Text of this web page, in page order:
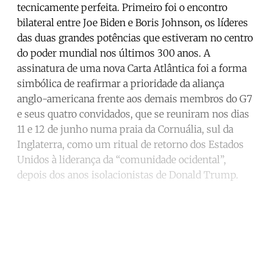
tecnicamente perfeita. Primeiro foi o encontro
bilateral entre Joe Biden e Boris Johnson, os líderes
das duas grandes potências que estiveram no centro
do poder mundial nos últimos 300 anos. A
assinatura de uma nova Carta Atlântica foi a forma
simbólica de reafirmar a prioridade da aliança
anglo-americana frente aos demais membros do G7
e seus quatro convidados, que se reuniram nos dias
11 e 12 de junho numa praia da Cornuália, sul da
Inglaterra, como um ritual de retorno dos Estados
Unidos à liderança da “comunidade ocidental”,
depois dos anos isolacionistas de Donald Trump.